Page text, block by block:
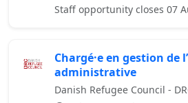
Staff opportunity closes 07
Chargé·e en gestion de
administrative
Danish Refugee Council -